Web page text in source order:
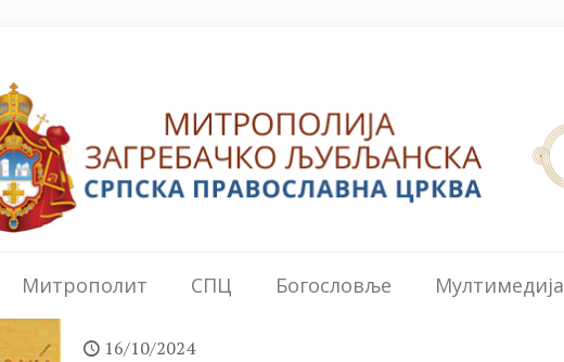
Митрополит СПЦ Богословље Мултимедија
16/10/2024